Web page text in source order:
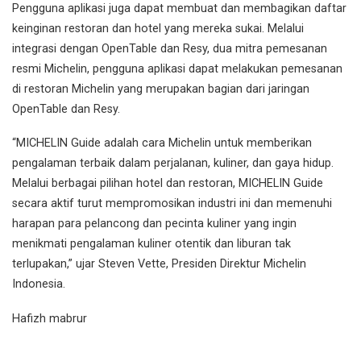
Pengguna aplikasi juga dapat membuat dan membagikan daftar
keinginan restoran dan hotel yang mereka sukai. Melalui
integrasi dengan OpenTable dan Resy, dua mitra pemesanan
resmi Michelin, pengguna aplikasi dapat melakukan pemesanan
di restoran Michelin yang merupakan bagian dari jaringan
OpenTable dan Resy.
“MICHELIN Guide adalah cara Michelin untuk memberikan
pengalaman terbaik dalam perjalanan, kuliner, dan gaya hidup.
Melalui berbagai pilihan hotel dan restoran, MICHELIN Guide
secara aktif turut mempromosikan industri ini dan memenuhi
harapan para pelancong dan pecinta kuliner yang ingin
menikmati pengalaman kuliner otentik dan liburan tak
terlupakan,” ujar Steven Vette, Presiden Direktur Michelin
Indonesia.
Hafizh mabrur